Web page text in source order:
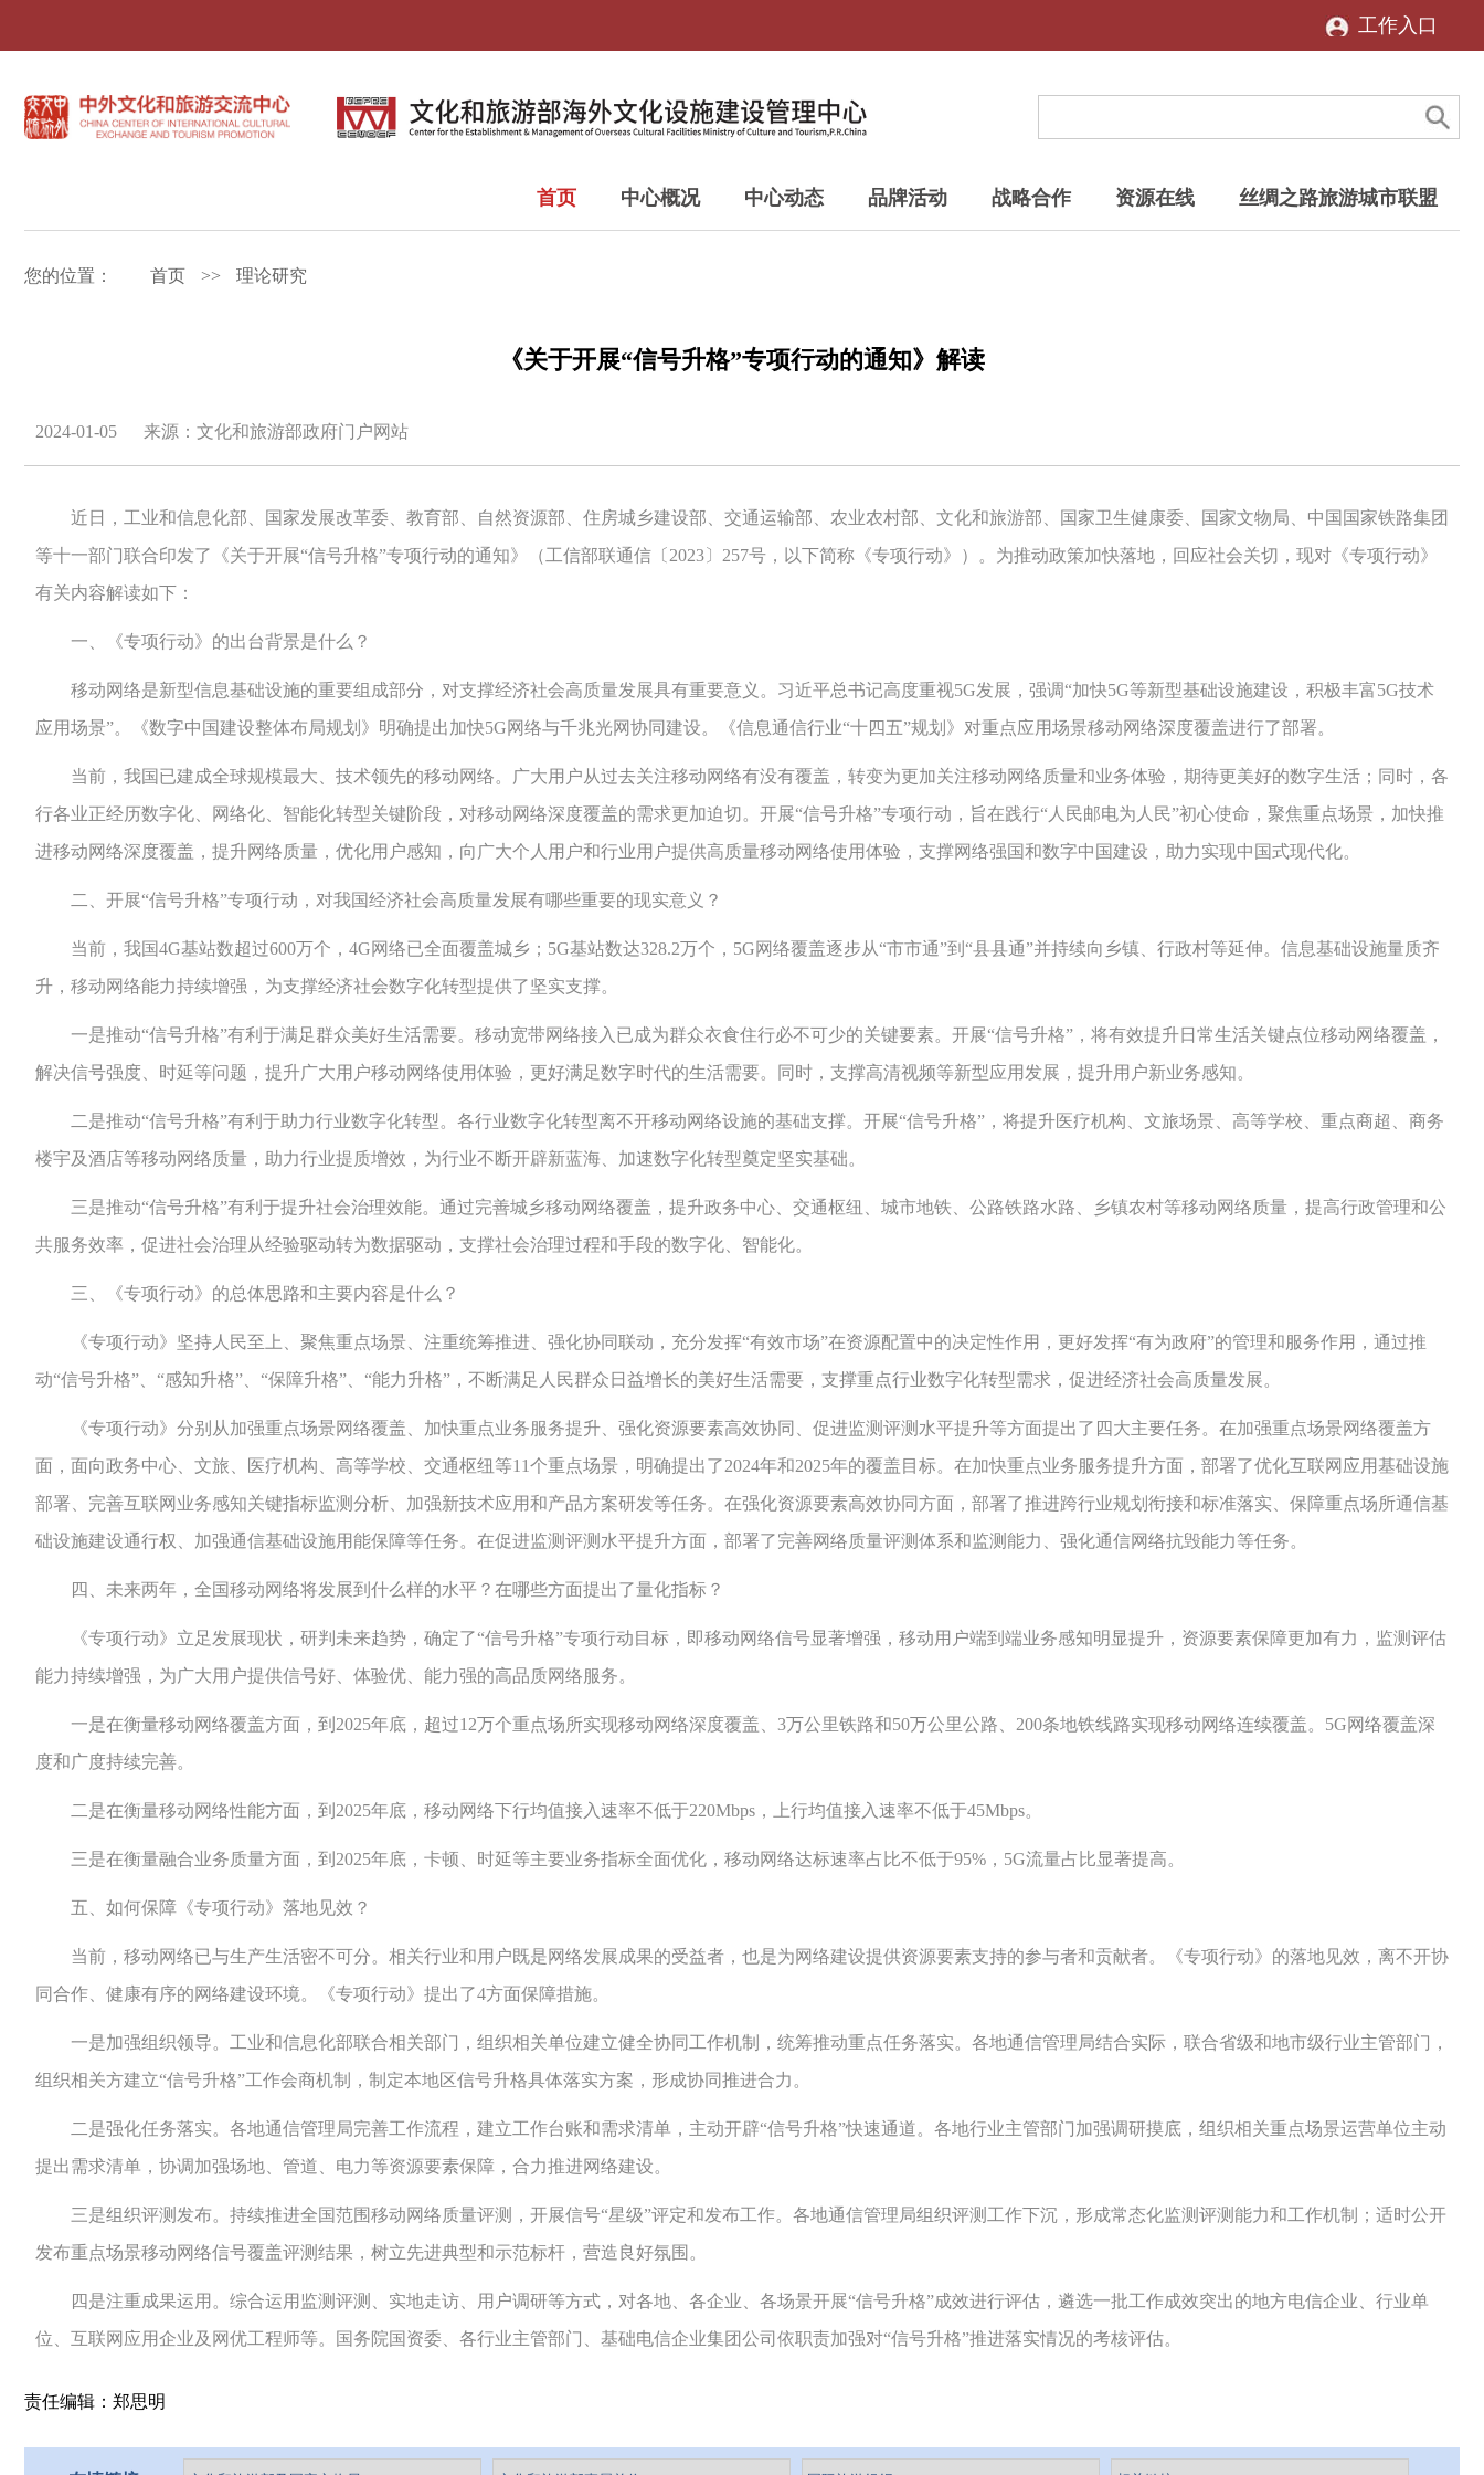
工作入口
丝绸之路旅游城市联盟
资源在线
战略合作
品牌活动
中心动态
中心概况
首页
您的位置： 首页 >> 理论研究
《关于开展“信号升格”专项行动的通知》解读
2024-01-05 来源：文化和旅游部政府门户网站
近日，工业和信息化部、国家发展改革委、教育部、自然资源部、住房城乡建设部、交通运输部、农业农村部、文化和旅游部、国家卫生健康委、国家文物局、中国国家铁路集团
等十一部门联合印发了《关于开展“信号升格”专项行动的通知》（工信部联通信〔2023〕257号，以下简称《专项行动》）。为推动政策加快落地，回应社会关切，现对《专项行动》
有关内容解读如下：
一、《专项行动》的出台背景是什么？
移动网络是新型信息基础设施的重要组成部分，对支撑经济社会高质量发展具有重要意义。习近平总书记高度重视5G发展，强调“加快5G等新型基础设施建设，积极丰富5G技术
应用场景”。《数字中国建设整体布局规划》明确提出加快5G网络与千兆光网协同建设。《信息通信行业“十四五”规划》对重点应用场景移动网络深度覆盖进行了部署。
当前，我国已建成全球规模最大、技术领先的移动网络。广大用户从过去关注移动网络有没有覆盖，转变为更加关注移动网络质量和业务体验，期待更美好的数字生活；同时，各
行各业正经历数字化、网络化、智能化转型关键阶段，对移动网络深度覆盖的需求更加迫切。开展“信号升格”专项行动，旨在践行“人民邮电为人民”初心使命，聚焦重点场景，加快推
进移动网络深度覆盖，提升网络质量，优化用户感知，向广大个人用户和行业用户提供高质量移动网络使用体验，支撑网络强国和数字中国建设，助力实现中国式现代化。
二、开展“信号升格”专项行动，对我国经济社会高质量发展有哪些重要的现实意义？
当前，我国4G基站数超过600万个，4G网络已全面覆盖城乡；5G基站数达328.2万个，5G网络覆盖逐步从“市市通”到“县县通”并持续向乡镇、行政村等延伸。信息基础设施量质齐
升，移动网络能力持续增强，为支撑经济社会数字化转型提供了坚实支撑。
一是推动“信号升格”有利于满足群众美好生活需要。移动宽带网络接入已成为群众衣食住行必不可少的关键要素。开展“信号升格”，将有效提升日常生活关键点位移动网络覆盖，
解决信号强度、时延等问题，提升广大用户移动网络使用体验，更好满足数字时代的生活需要。同时，支撑高清视频等新型应用发展，提升用户新业务感知。
二是推动“信号升格”有利于助力行业数字化转型。各行业数字化转型离不开移动网络设施的基础支撑。开展“信号升格”，将提升医疗机构、文旅场景、高等学校、重点商超、商务
楼宇及酒店等移动网络质量，助力行业提质增效，为行业不断开辟新蓝海、加速数字化转型奠定坚实基础。
三是推动“信号升格”有利于提升社会治理效能。通过完善城乡移动网络覆盖，提升政务中心、交通枢纽、城市地铁、公路铁路水路、乡镇农村等移动网络质量，提高行政管理和公
共服务效率，促进社会治理从经验驱动转为数据驱动，支撑社会治理过程和手段的数字化、智能化。
三、《专项行动》的总体思路和主要内容是什么？
《专项行动》坚持人民至上、聚焦重点场景、注重统筹推进、强化协同联动，充分发挥“有效市场”在资源配置中的决定性作用，更好发挥“有为政府”的管理和服务作用，通过推
动“信号升格”、“感知升格”、“保障升格”、“能力升格”，不断满足人民群众日益增长的美好生活需要，支撑重点行业数字化转型需求，促进经济社会高质量发展。
《专项行动》分别从加强重点场景网络覆盖、加快重点业务服务提升、强化资源要素高效协同、促进监测评测水平提升等方面提出了四大主要任务。在加强重点场景网络覆盖方
面，面向政务中心、文旅、医疗机构、高等学校、交通枢纽等11个重点场景，明确提出了2024年和2025年的覆盖目标。在加快重点业务服务提升方面，部署了优化互联网应用基础设施
部署、完善互联网业务感知关键指标监测分析、加强新技术应用和产品方案研发等任务。在强化资源要素高效协同方面，部署了推进跨行业规划衔接和标准落实、保障重点场所通信基
础设施建设通行权、加强通信基础设施用能保障等任务。在促进监测评测水平提升方面，部署了完善网络质量评测体系和监测能力、强化通信网络抗毁能力等任务。
四、未来两年，全国移动网络将发展到什么样的水平？在哪些方面提出了量化指标？
《专项行动》立足发展现状，研判未来趋势，确定了“信号升格”专项行动目标，即移动网络信号显著增强，移动用户端到端业务感知明显提升，资源要素保障更加有力，监测评估
能力持续增强，为广大用户提供信号好、体验优、能力强的高品质网络服务。
一是在衡量移动网络覆盖方面，到2025年底，超过12万个重点场所实现移动网络深度覆盖、3万公里铁路和50万公里公路、200条地铁线路实现移动网络连续覆盖。5G网络覆盖深
度和广度持续完善。
二是在衡量移动网络性能方面，到2025年底，移动网络下行均值接入速率不低于220Mbps，上行均值接入速率不低于45Mbps。
三是在衡量融合业务质量方面，到2025年底，卡顿、时延等主要业务指标全面优化，移动网络达标速率占比不低于95%，5G流量占比显著提高。
五、如何保障《专项行动》落地见效？
当前，移动网络已与生产生活密不可分。相关行业和用户既是网络发展成果的受益者，也是为网络建设提供资源要素支持的参与者和贡献者。《专项行动》的落地见效，离不开协
同合作、健康有序的网络建设环境。《专项行动》提出了4方面保障措施。
一是加强组织领导。工业和信息化部联合相关部门，组织相关单位建立健全协同工作机制，统筹推动重点任务落实。各地通信管理局结合实际，联合省级和地市级行业主管部门，
组织相关方建立“信号升格”工作会商机制，制定本地区信号升格具体落实方案，形成协同推进合力。
二是强化任务落实。各地通信管理局完善工作流程，建立工作台账和需求清单，主动开辟“信号升格”快速通道。各地行业主管部门加强调研摸底，组织相关重点场景运营单位主动
提出需求清单，协调加强场地、管道、电力等资源要素保障，合力推进网络建设。
三是组织评测发布。持续推进全国范围移动网络质量评测，开展信号“星级”评定和发布工作。各地通信管理局组织评测工作下沉，形成常态化监测评测能力和工作机制；适时公开
发布重点场景移动网络信号覆盖评测结果，树立先进典型和示范标杆，营造良好氛围。
四是注重成果运用。综合运用监测评测、实地走访、用户调研等方式，对各地、各企业、各场景开展“信号升格”成效进行评估，遴选一批工作成效突出的地方电信企业、行业单
位、互联网应用企业及网优工程师等。国务院国资委、各行业主管部门、基础电信企业集团公司依职责加强对“信号升格”推进落实情况的考核评估。
责任编辑：郑思明